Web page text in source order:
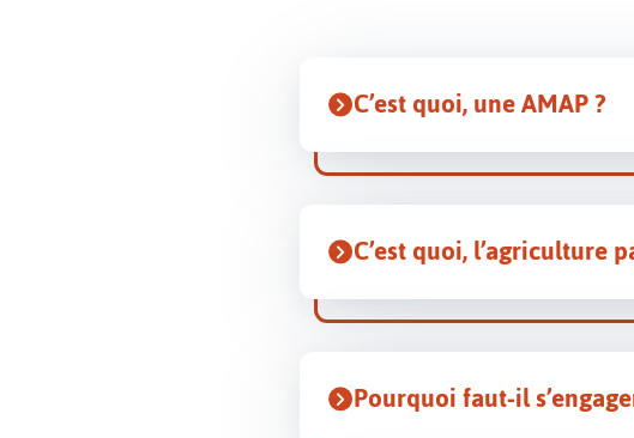
C’est quoi, une AMAP ?
C’est quoi, l’agriculture
Pourquoi faut-il